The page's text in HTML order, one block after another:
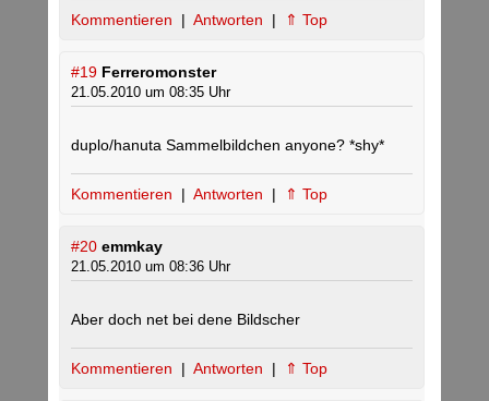
Kommentieren | Antworten | ⇑ Top
#19 Ferreromonster
21.05.2010 um 08:35 Uhr
duplo/hanuta Sammelbildchen anyone? *shy*
Kommentieren | Antworten | ⇑ Top
#20 emmkay
21.05.2010 um 08:36 Uhr
Aber doch net bei dene Bildscher
Kommentieren | Antworten | ⇑ Top